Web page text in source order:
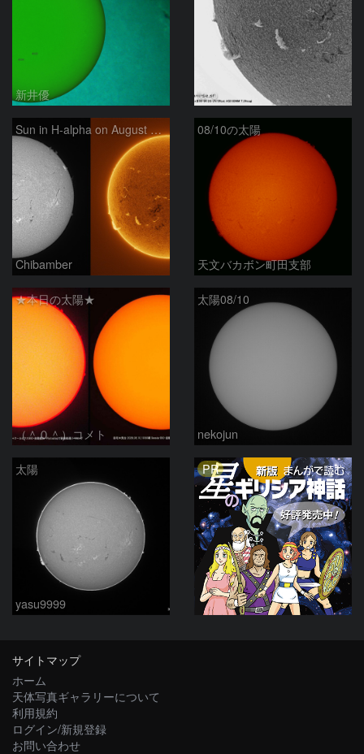
新井優 ta-o
Sun in H-alpha on August 10, 2026
Chibamber
08/10の太陽
天文バカボン町田支部
★本日の太陽★
（＾０＾）コメト
太陽08/10
nekojun
太陽
yasu9999
PR
サイトマップ
ホーム
天体写真ギャラリーについて
利用規約
ログイン/新規登録
お問い合わせ